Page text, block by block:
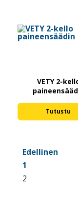
VETY 2-
Tutustu
Edellinen
1
2